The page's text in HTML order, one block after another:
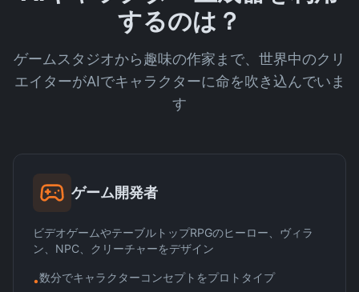
するのは？
ゲームスタジオから趣味の作家まで、世界中のクリ
エイターがAIでキャラクターに命を吹き込んでいま
す
ゲーム開発者
ビデオゲームやテーブルトップRPGのヒーロー、ヴィラ
ン、NPC、クリーチャーをデザイン
•数分でキャラクターコンセプトをプロトタイプ